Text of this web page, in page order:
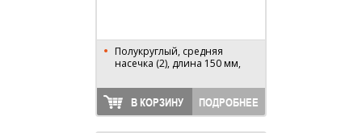
Полукруглый, средняя
насечка (2), длина 150 мм,
В КОРЗИНУ ПОДРОБНЕЕ